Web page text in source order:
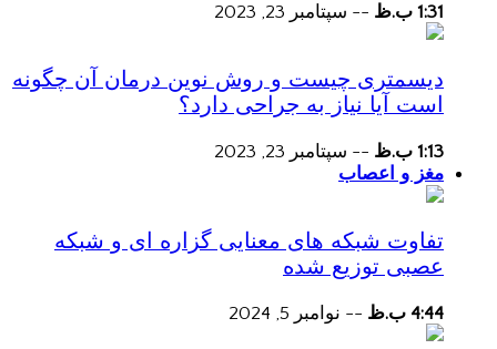
1:31 ب.ظ -- سپتامبر 23, 2023
دیسمتری چیست و روش نوین درمان آن چگونه
است آیا نیاز به جراحی دارد؟
1:13 ب.ظ -- سپتامبر 23, 2023
مغز و اعصاب
تفاوت شبکه های معنایی گزاره ای و شبکه
عصبی توزیع شده
4:44 ب.ظ -- نوامبر 5, 2024